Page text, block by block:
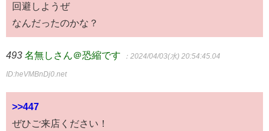
回避しようぜ
なんだったのかな？
493 名無しさん＠恐縮です ：2024/04/03(水) 20:54:45.04
ID:heVMBnDj0.net
>>447
ぜひご来店ください！